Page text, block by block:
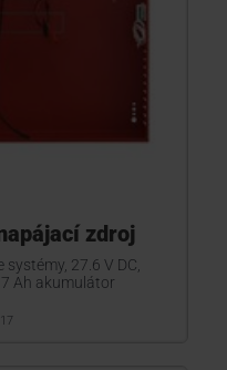
zdroj
27.6 V DC,
Ah akumulátor